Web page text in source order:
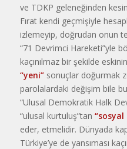
ve TDKP geleneğinden
Fırat kendi geçmişiyle
izlemeyip, doğrudan onun
“71 Devrimci Hareketi”yle
kaçınılmaz bir şekilde
“yeni”sonuçlar doğurmak
parolalardaki değişim bile
“Ulusal Demokratik Halk
“ulusal kurtuluş”tan
eder, etmelidir. Dünyada
Türkiye’ye de yansıması